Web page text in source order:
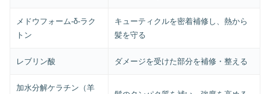
メドウフォーム-δ-ラク
トン
キューティクルを密着補修し、熱から
髪を守る
レブリン酸 ダメージを受けた部分を補修・整える
加水分解ケラチン（羊